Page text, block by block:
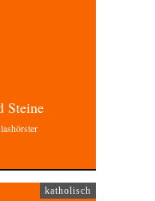
Steine
katholisch